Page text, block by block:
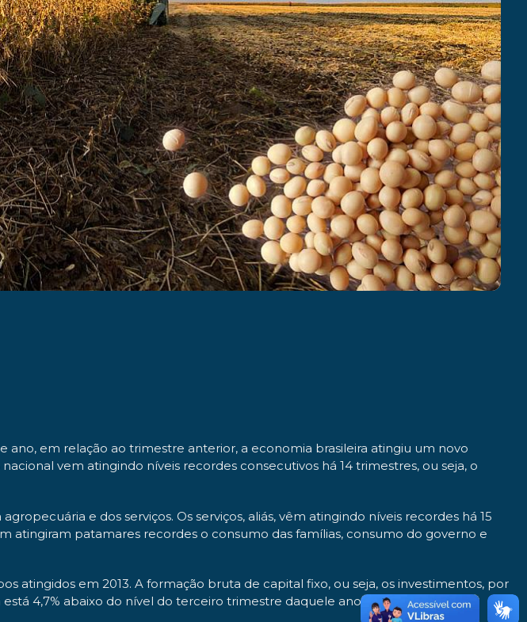
em relação ao trimestre anterior, a economia brasileira atingiu um novo
vem atingindo níveis recordes consecutivos há 14 trimestres, ou seja, o
e dos serviços. Os serviços, aliás, vêm atingindo níveis recordes há 15
atingiram patamares recordes o consumo das famílias, consumo do governo e
atingidos em 2013. A formação bruta de capital fixo, ou seja, os investimentos, por
4,7% abaixo do nível do terceiro trimestre daquele ano.